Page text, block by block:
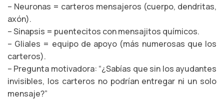
– Neuronas = carteros mensajeros (cuerpo, dendritas,
axón).
– Sinapsis = puentecitos con mensajitos químicos.
– Gliales = equipo de apoyo (más numerosas que los
carteros).
– Pregunta motivadora: “¿Sabías que sin los ayudantes
invisibles, los carteros no podrían entregar ni un solo
mensaje?”